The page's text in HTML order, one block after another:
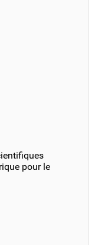
pour le